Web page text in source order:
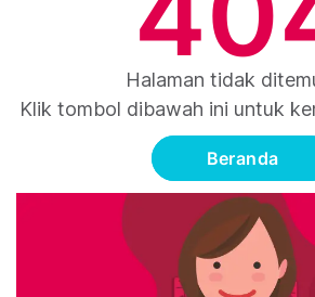
Halaman tidak
Klik tombol dibawah ini untuk
Beranda